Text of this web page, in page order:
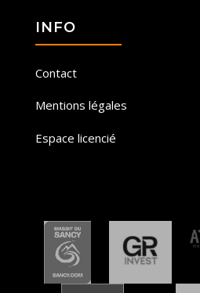
INFO
Contact
Mentions légales
Espace licencié